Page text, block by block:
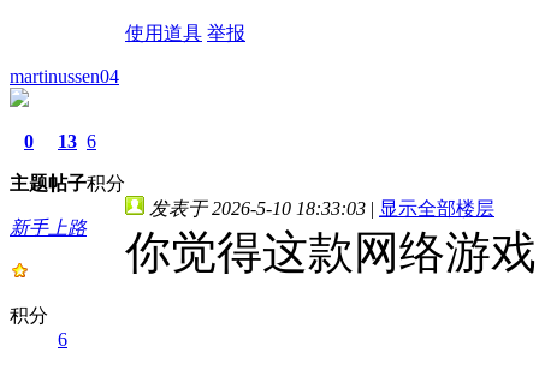
使用道具 举报
martinussen04
0
主题
13
帖子
6
积分
新手上路
积分
6
发表于 2026-5-10 18:33:03 | 显示全部楼层
你觉得这款网络游